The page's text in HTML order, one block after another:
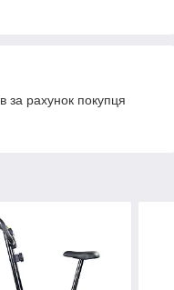
за рахунок покупця